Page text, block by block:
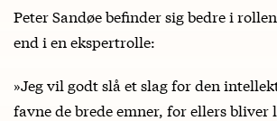
Peter Sandøe befinder sig bedre i
end i en ekspertrolle:
»Jeg vil godt slå et slag for den
favne de brede emner, for ellers bliver